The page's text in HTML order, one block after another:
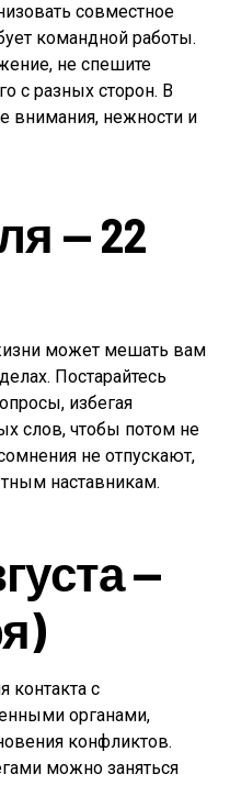
совместное
командной работы.
не спешите
с разных сторон. В
внимания, нежности и
— 22
может мешать вам
Постарайтесь
избегая
слов, чтобы потом не
не отпускают,
наставникам.
—
контакта с
органами,
конфликтов.
можно заняться